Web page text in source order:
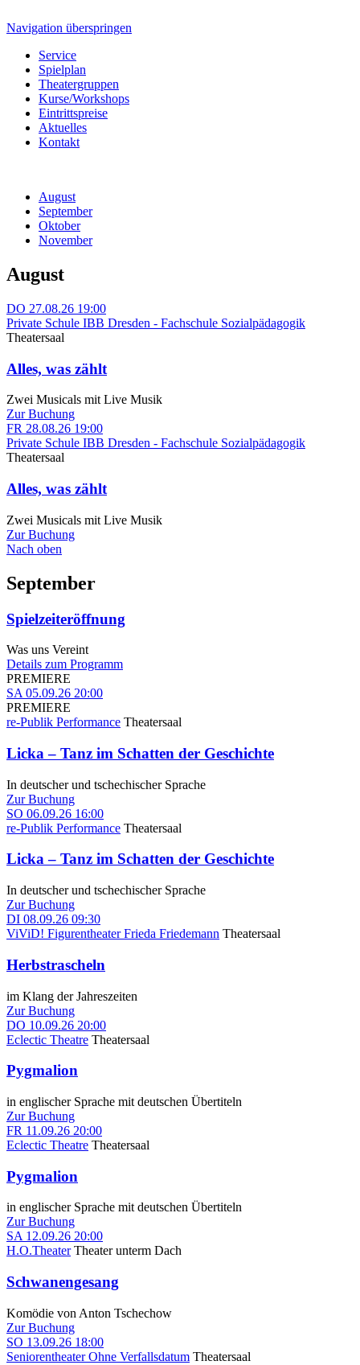
Navigation überspringen
Service
Spielplan
Theatergruppen
Kurse/Workshops
Eintrittspreise
Aktuelles
Kontakt
August
September
Oktober
November
August
DO 27.08.26 19:00
Private Schule IBB Dresden - Fachschule Sozialpädagogik
Theatersaal
Alles, was zählt
Zwei Musicals mit Live Musik
Zur Buchung
FR 28.08.26 19:00
Private Schule IBB Dresden - Fachschule Sozialpädagogik
Theatersaal
Alles, was zählt
Zwei Musicals mit Live Musik
Zur Buchung
Nach oben
September
Spielzeiteröffnung
Was uns Vereint
Details zum Programm
PREMIERE
SA 05.09.26 20:00
PREMIERE
re-Publik Performance Theatersaal
Licka – Tanz im Schatten der Geschichte
In deutscher und tschechischer Sprache
Zur Buchung
SO 06.09.26 16:00
re-Publik Performance Theatersaal
Licka – Tanz im Schatten der Geschichte
In deutscher und tschechischer Sprache
Zur Buchung
DI 08.09.26 09:30
ViViD! Figurentheater Frieda Friedemann Theatersaal
Herbstrascheln
im Klang der Jahreszeiten
Zur Buchung
DO 10.09.26 20:00
Eclectic Theatre Theatersaal
Pygmalion
in englischer Sprache mit deutschen Übertiteln
Zur Buchung
FR 11.09.26 20:00
Eclectic Theatre Theatersaal
Pygmalion
in englischer Sprache mit deutschen Übertiteln
Zur Buchung
SA 12.09.26 20:00
H.O.Theater Theater unterm Dach
Schwanengesang
Komödie von Anton Tschechow
Zur Buchung
SO 13.09.26 18:00
Seniorentheater Ohne Verfallsdatum Theatersaal